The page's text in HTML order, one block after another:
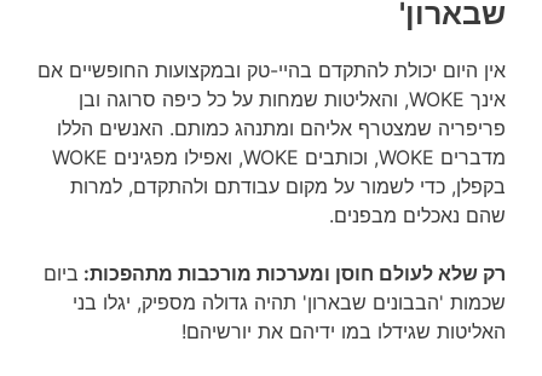
שבארון'
אין היום יכולת להתקדם בהיי-טק ובמקצועות החופשיים אם
אינך WOKE, והאליטות שמחות על כל כיפה סרוגה ובן
פריפריה שמצטרף אליהם ומתנהג כמותם. האנשים הללו
מדברים WOKE, וכותבים WOKE, ואפילו מפגינים WOKE
בקפלן, כדי לשמור על מקום עבודתם ולהתקדם, למרות
שהם נאכלים מבפנים.
רק שלא לעולם חוסן ומערכות מורכבות מתהפכות: ביום
שכמות 'הבבונים שבארון' תהיה גדולה מספיק, יגלו בני
האליטות שגידלו במו ידיהם את יורשיהם!